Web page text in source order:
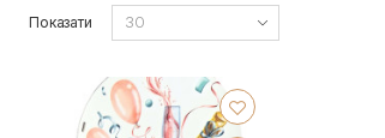
Показати